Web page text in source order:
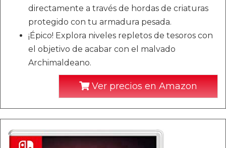
directamente a través de hordas de criaturas
protegido con tu armadura pesada.
¡Épico! Explora niveles repletos de tesoros con
el objetivo de acabar con el malvado
Archimaldeano.
Ver precios en Amazon